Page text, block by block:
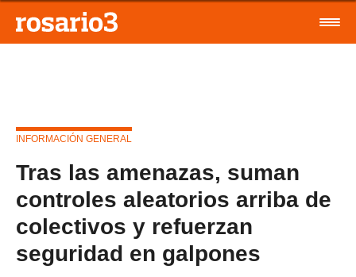
INFORMACIÓN GENERAL
Tras las amenazas, suman
controles aleatorios arriba de
colectivos y refuerzan
seguridad en galpones